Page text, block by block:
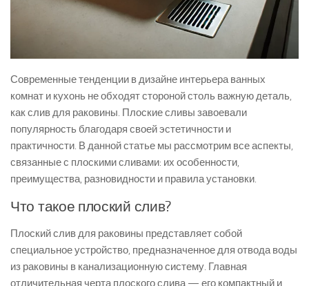
Современные тенденции в дизайне интерьера ванных
комнат и кухонь не обходят стороной столь важную деталь,
как слив для раковины. Плоские сливы завоевали
популярность благодаря своей эстетичности и
практичности. В данной статье мы рассмотрим все аспекты,
связанные с плоскими сливами: их особенности,
преимущества, разновидности и правила установки.
Что такое плоский слив?
Плоский слив для раковины представляет собой
специальное устройство, предназначенное для отвода воды
из раковины в канализационную систему. Главная
отличительная черта плоского слива — его компактный и